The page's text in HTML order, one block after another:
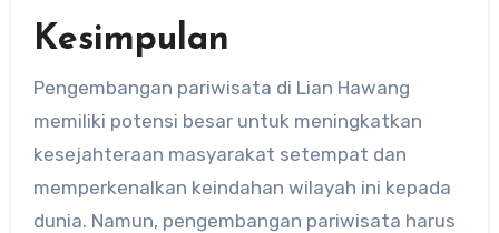
Kesimpulan
Pengembangan pariwisata di Lian Hawang
memiliki potensi besar untuk meningkatkan
kesejahteraan masyarakat setempat dan
memperkenalkan keindahan wilayah ini kepada
dunia. Namun, pengembangan pariwisata harus